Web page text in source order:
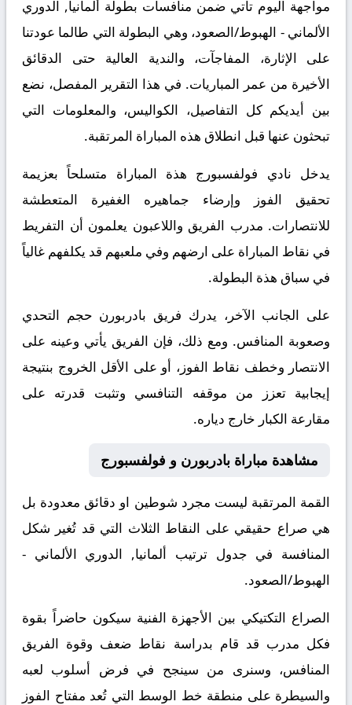
مواجهة اليوم تأتي ضمن منافسات بطولة ألمانيا, الدوري
الألماني - الهبوط/الصعود، وهي البطولة التي طالما عودتنا
على الإثارة، المفاجآت، والندية العالية حتى الدقائق
الأخيرة من عمر المباريات. في هذا التقرير المفصل، نضع
بين أيديكم كل التفاصيل، الكواليس، والمعلومات التي
تبحثون عنها قبل انطلاق هذه المباراة المرتقبة.
يدخل نادي فولفسبورج هذة المباراة متسلحاً بعزيمة
تحقيق الفوز وإرضاء جماهيره الغفيرة المتعطشة
للانتصارات. مدرب الفريق واللاعبون يعلمون أن التفريط
في نقاط المباراة على ارضهم وفي ملعبهم قد يكلفهم غالياً
في سباق هذة البطولة.
على الجانب الآخر، يدرك فريق بادربورن حجم التحدي
وصعوبة المنافس. ومع ذلك، فإن الفريق يأتي وعينه على
الانتصار وخطف نقاط الفوز، أو على الأقل الخروج بنتيجة
إيجابية تعزز من موقفه التنافسي وتثبت قدرته على
مقارعة الكبار خارج دياره.
مشاهدة مباراة بادربورن و فولفسبورج
القمة المرتقبة ليست مجرد شوطين او دقائق معدودة بل
هي صراع حقيقي على النقاط الثلاث التي قد تُغير شكل
المنافسة في جدول ترتيب ألمانيا, الدوري الألماني -
الهبوط/الصعود.
الصراع التكتيكي بين الأجهزة الفنية سيكون حاضراً بقوة
فكل مدرب قد قام بدراسة نقاط ضعف وقوة الفريق
المنافس، وسنرى من سينجح في فرض أسلوب لعبه
والسيطرة على منطقة خط الوسط التي تُعد مفتاح الفوز